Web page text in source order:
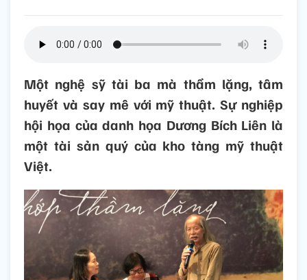
Một nghệ sỹ tài ba mà thầm lặng, tâm
huyết và say mê với mỹ thuật. Sự nghiệp
hội họa của danh họa Dương Bích Liên là
một tài sản quý của kho tàng mỹ thuật
Việt.